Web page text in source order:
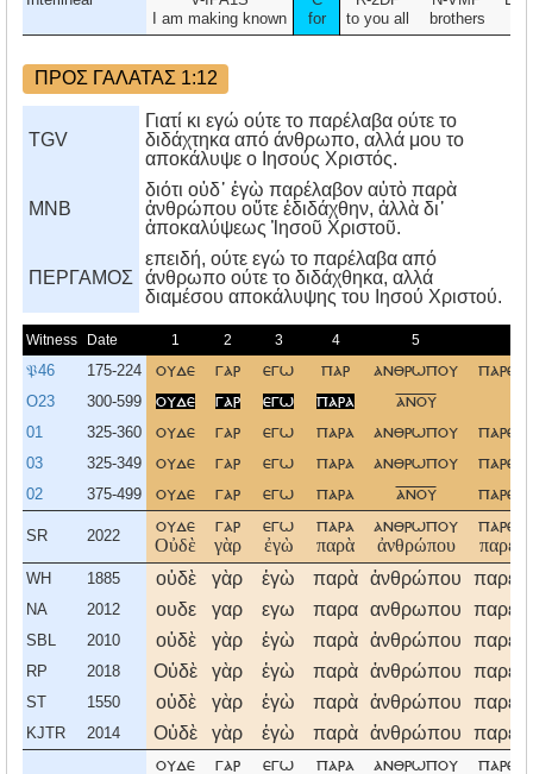
I am making known
for
to you all
brothers
ΠΡΟΣ ΓΑΛΑΤΑΣ 1:12
TGV
Γιατί κι εγώ ούτε το παρέλαβα ούτε το
διδάχτηκα από άνθρωπο, αλλά μου το
αποκάλυψε ο Ιησούς Χριστός.
MNB
διότι οὐδ᾿ ἐγὼ παρέλαβον αὐτὸ παρὰ
ἀνθρώπου οὔτε ἐδιδάχθην, ἀλλὰ δι᾿
ἀποκαλύψεως Ἰησοῦ Χριστοῦ.
ΠΕΡΓΑΜΟΣ
επειδή, ούτε εγώ το παρέλαβα από
άνθρωπο ούτε το διδάχθηκα, αλλά
διαμέσου αποκάλυψης του Iησού Xριστού.
Witness Date 1 2 3 4 5
𝔓46 175-224 ουδε γαρ εγω παρ ανθρωπου
O23 300-599 ουδε γαρ εγω παρα ανου
01 325-360 ουδε γαρ εγω παρα ανθρωπου
03 325-349 ουδε γαρ εγω παρα ανθρωπου
02 375-499 ουδε γαρ εγω παρα ανου
SR 2022
ουδε
Οὐδὲ
γαρ
γὰρ
εγω
ἐγὼ
παρα
παρὰ
ανθρωπου
ἀνθρώπου
WH 1885 οὐδὲ γὰρ ἐγὼ παρὰ ἀνθρώπου
NA 2012 ουδε γαρ εγω παρα ανθρωπου
SBL 2010 οὐδὲ γὰρ ἐγὼ παρὰ ἀνθρώπου
RP 2018 Οὐδὲ γὰρ ἐγὼ παρὰ ἀνθρώπου
ST 1550 οὐδὲ γὰρ ἐγὼ παρὰ ἀνθρώπου
KJTR 2014 Οὐδὲ γὰρ ἐγὼ παρὰ ἀνθρώπου
ουδε γαρ εγω παρα ανθρωπου